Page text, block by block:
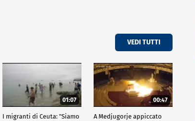
VEDI TUTTI
01:07
I migranti di Ceuta: "Siamo
00:47
A Medjugorje appiccato